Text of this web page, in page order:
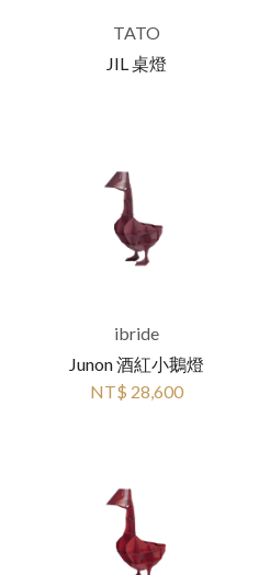
TATO
JIL 桌燈
ibride
Junon 酒紅小鵝燈
NT$ 28,600